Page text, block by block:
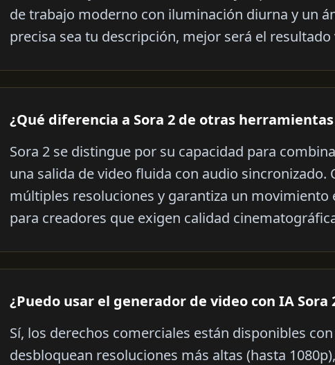
de trabajo moderno con iluminación diurna y un
precisa sea tu descripción, mejor será el resultado
¿Qué diferencia a Sora 2 de otras
Sora 2 se distingue por su capacidad para
una salida de video fluida con audio
múltiples resoluciones y garantiza un
para creadores que exigen calidad
¿Puedo usar el generador de video con IA
Sí, los derechos comerciales están disponibles
desbloquean resoluciones más altas (hasta